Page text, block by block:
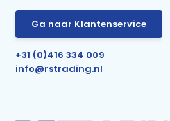
Ga naar Klantenservice
+31 (0)416 334 009
info@rstrading.nl